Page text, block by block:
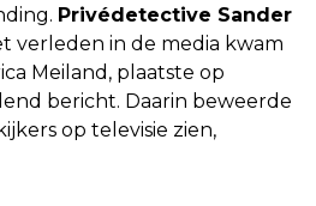
Privédetective Sander
verleden in de media kwam
Meiland, plaatste op
bericht. Daarin beweerde
op televisie zien,